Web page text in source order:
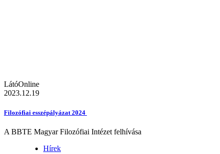
LátóOnline
2023.12.19
Filozófiai esszépályázat 2024
A BBTE Magyar Filozófiai Intézet felhívása
Hírek